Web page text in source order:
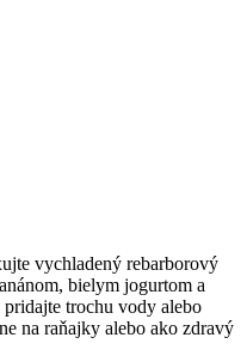
vychladený rebarborový
bielym jogurtom a
trochu vody alebo
na raňajky alebo ako zdravý